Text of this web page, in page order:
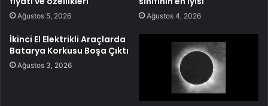
Ağustos 5, 2026 Ağustos 4, 2026
İkinci El Elektrikli Araçlarda
Batarya Korkusu Boşa Çıktı
Ağustos 3, 2026